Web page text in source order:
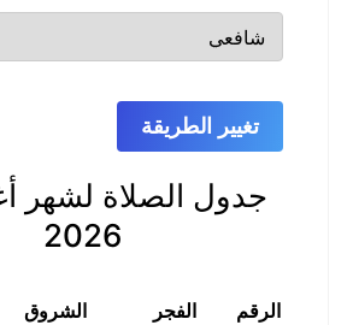
تغيير الطريقة
جدول الصلاة
2026
الرقم الفجر الشروق